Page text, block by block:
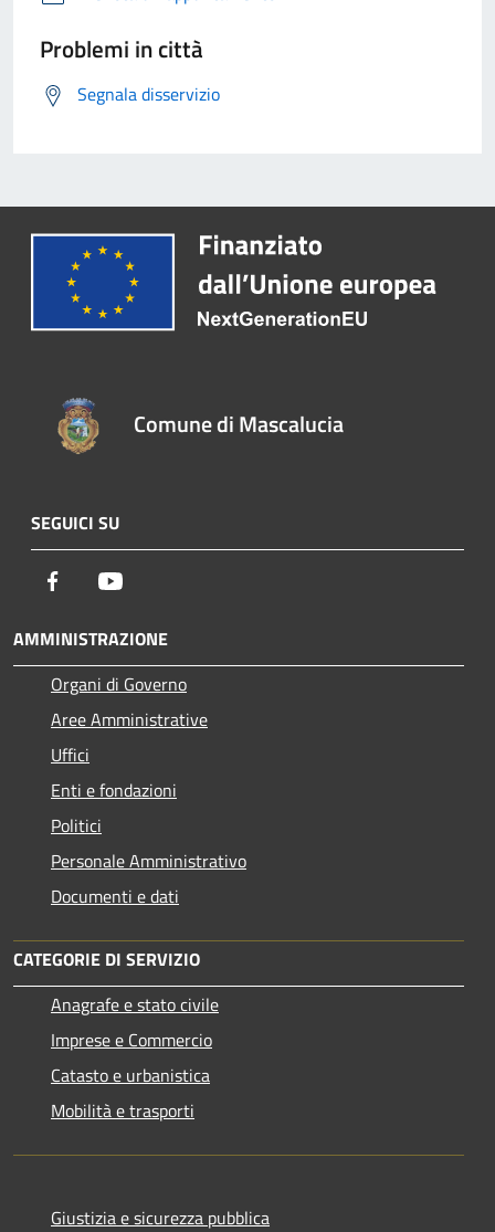
Problemi in città
Segnala disservizio
Comune di Mascalucia
SEGUICI SU
Facebook
AMMINISTRAZIONE
Organi di Governo
Aree Amministrative
Uffici
Enti e fondazioni
Politici
Personale Amministrativo
Documenti e dati
CATEGORIE DI SERVIZIO
Anagrafe e stato civile
Imprese e Commercio
Catasto e urbanistica
Mobilità e trasporti
Giustizia e sicurezza pubblica